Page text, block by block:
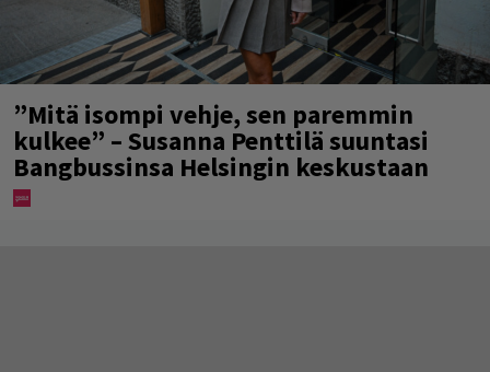
”Mitä isompi vehje, sen paremmin
kulkee” – Susanna Penttilä suuntasi
Bangbussinsa Helsingin keskustaan